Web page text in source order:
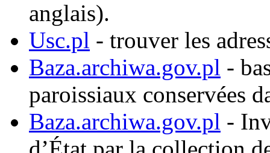
anglais).
Usc.pl - trouver les
Baza.archiwa.gov.pl -
paroissiaux conservées
Baza.archiwa.gov.pl -